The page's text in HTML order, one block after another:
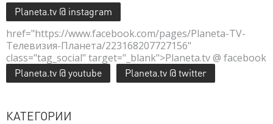
Planeta.tv @ instagram
href="https://www.facebook.com/pages/Planeta-TV-
Телевизия-Планета/223168207727156"
class="tag_social" target="_blank">Planeta.tv @ facebook
Planeta.tv @ youtube Planeta.tv @ twitter
КАТЕГОРИИ